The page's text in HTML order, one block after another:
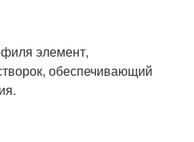
элемент,
обеспечивающий